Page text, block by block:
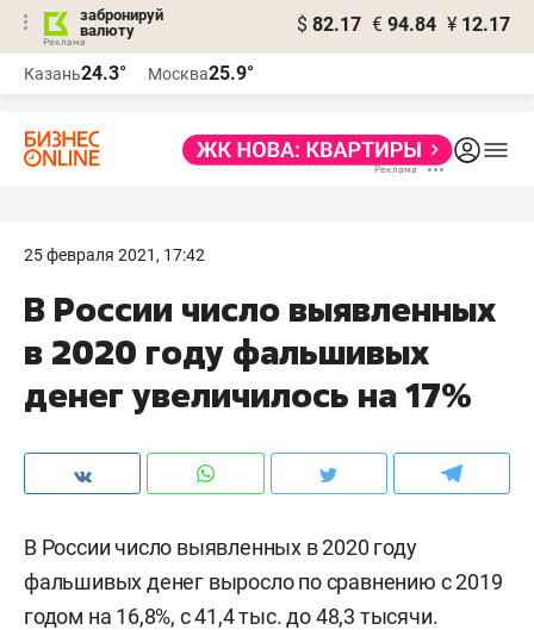
забронируй
валюту
$ 82.17 € 94.84 ¥ 12.17
Казань24.3° Москва25.9°
25 февраля 2021, 17:42
В России число выявленных
в 2020 году фальшивых
денег увеличилось на 17%
В России число выявленных в 2020 году
фальшивых денег выросло по сравнению с 2019
годом на 16,8%, с 41,4 тыс. до 48,3 тысячи.